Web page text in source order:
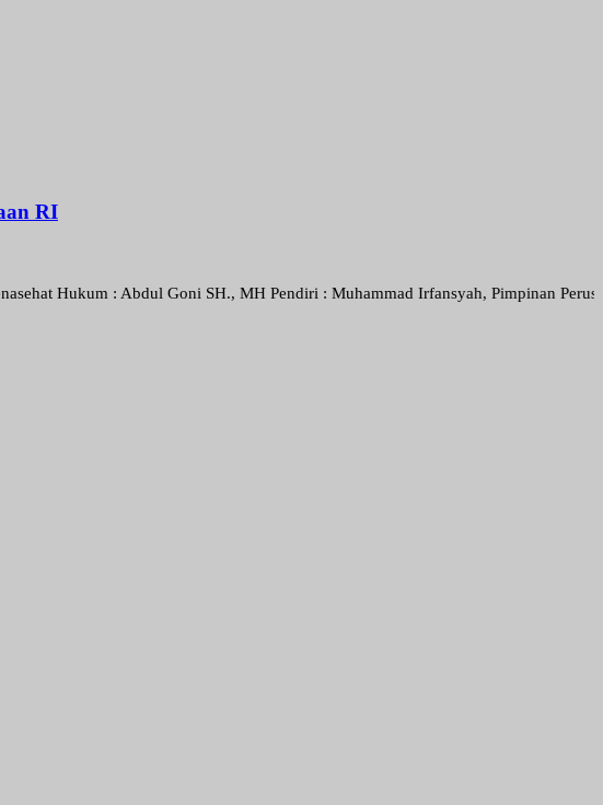
RI
Hukum : Abdul Goni SH., MH Pendiri : Muhammad Irfansyah, Pimpinan